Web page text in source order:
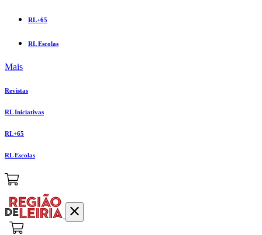
RL+65
RL Escolas
Mais
Revistas
RL Iniciativas
RL+65
RL Escolas